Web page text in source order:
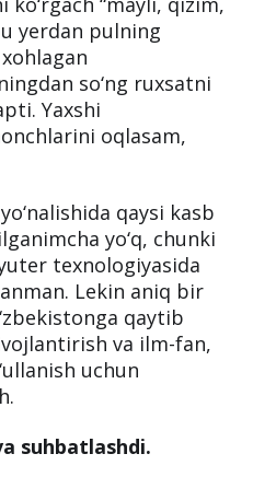
yerdan pulning
so‘ng ruxsatni
Yaxshi
oqlasam,
qaysi kasb
yo‘q, chunki
texnologiyasida
Lekin aniq bir
qaytib
va ilm-fan,
uchun
suhbatlashdi.